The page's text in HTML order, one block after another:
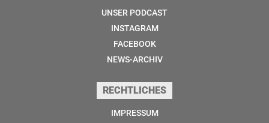
UNSER PODCAST
INSTAGRAM
FACEBOOK
NEWS-ARCHIV
RECHTLICHES
IMPRESSUM